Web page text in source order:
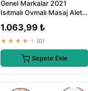
Genel Markalar 2021
Isıtmalı Ovmalı Masaj Aleti -
T...
1.063,99 ₺
★★★★★ (0)
Sepete Ekle